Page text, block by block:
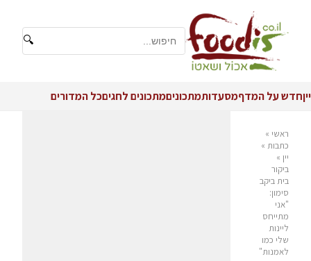
🔍
ייןחדש על המדףמסעדותמתכוניםמתכונים לחגיםכל המדורים
ראשי »
כתבות »
יין »
ביקור
בית ביקב
סימון:
"אני
מתייחס
ליינות
שלי כמו
לאמנות"